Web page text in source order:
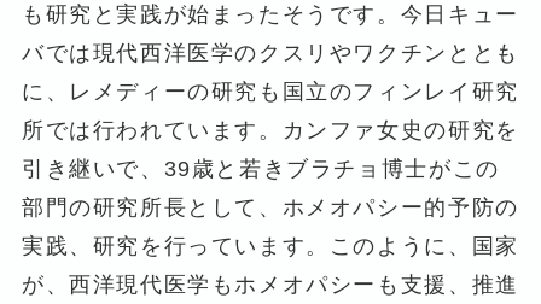
も研究と実践が始まったそうです。今日キュー
バでは現代西洋医学のクスリやワクチンととも
に、レメディーの研究も国立のフィンレイ研究
所では行われています。カンファ女史の研究を
引き継いで、39歳と若きブラチョ博士がこの
部門の研究所長として、ホメオパシー的予防の
実践、研究を行っています。このように、国家
が、西洋現代医学もホメオパシーも支援、推進